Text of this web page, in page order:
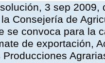
3 sep 2009,
Consejería de
se convoca para la
de exportación,
Producciones